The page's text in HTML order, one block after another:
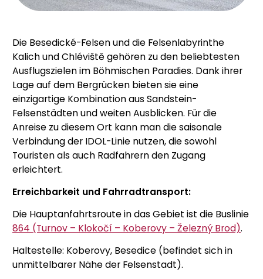
Die Besedické-Felsen und die Felsenlabyrinthe
Kalich und Chléviště gehören zu den beliebtesten
Ausflugszielen im Böhmischen Paradies. Dank ihrer
Lage auf dem Bergrücken bieten sie eine
einzigartige Kombination aus Sandstein-
Felsenstädten und weiten Ausblicken. Für die
Anreise zu diesem Ort kann man die saisonale
Verbindung der IDOL-Linie nutzen, die sowohl
Touristen als auch Radfahrern den Zugang
erleichtert.
Erreichbarkeit und Fahrradtransport:
Die Hauptanfahrtsroute in das Gebiet ist die Buslinie
864 (Turnov – Klokočí – Koberovy – Železný Brod).
Haltestelle: Koberovy, Besedice (befindet sich in
unmittelbarer Nähe der Felsenstadt).